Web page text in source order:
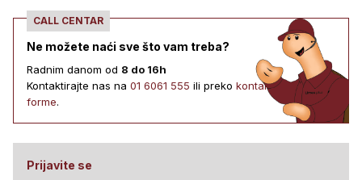
CALL CENTAR
Ne možete naći sve što vam treba?
Radnim danom od 8 do 16h
Kontaktirajte nas na 01 6061 555 ili preko kontakt
forme.
Prijavite se